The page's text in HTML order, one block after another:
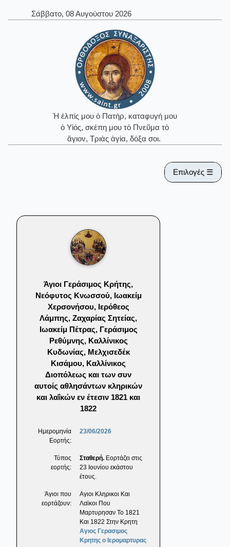
Σάββατο, 08 Αυγούστου 2026
Ἡ ἐλπίς μου ὁ Πατήρ, καταφυγή μου
ὁ Υἱός, σκέπη μου τὸ Πνεῦμα τὸ
ἅγιον, Τριὰς ἁγία, δόξα σοι.
Επιλογές ☰
Άγιοι Γεράσιμος Κρήτης,
Νεόφυτος Κνωσσού, Ιωακείμ
Χερσονήσου, Ιερόθεος
Λάμπης, Ζαχαρίας Σητείας,
Ιωακείμ Πέτρας, Γεράσιμος
Ρεθύμνης, Καλλίνικος
Κυδωνίας, Μελχισεδέκ
Κισάμου, Καλλίνικος
Διοπόλεως και των συν
αυτοίς αθλησάντων κληρικών
και λαΐκών εν έτεσιν 1821 και
1822
Ημερομηνία
Εορτής:
23/06/2026
Τύπος
εορτής:
Σταθερή. Εορτάζει στις
23 Ιουνίου εκάστου
έτους.
Άγιοι που
εορτάζουν:
Αγιοι Κληρικοι Και
Λαϊκοι Που
Μαρτυρησαν Το 1821
Και 1822 Στην Κρητη
Αγιος Γερασιμος
Κρητης ο Ιερομαρτυρας